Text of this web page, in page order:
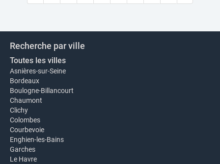
Recherche par ville
Toutes les villes
Asnières-sur-Seine
Bordeaux
Boulogne-Billancourt
Chaumont
Clichy
Colombes
Courbevoie
Enghien-les-Bains
Garches
Le Havre